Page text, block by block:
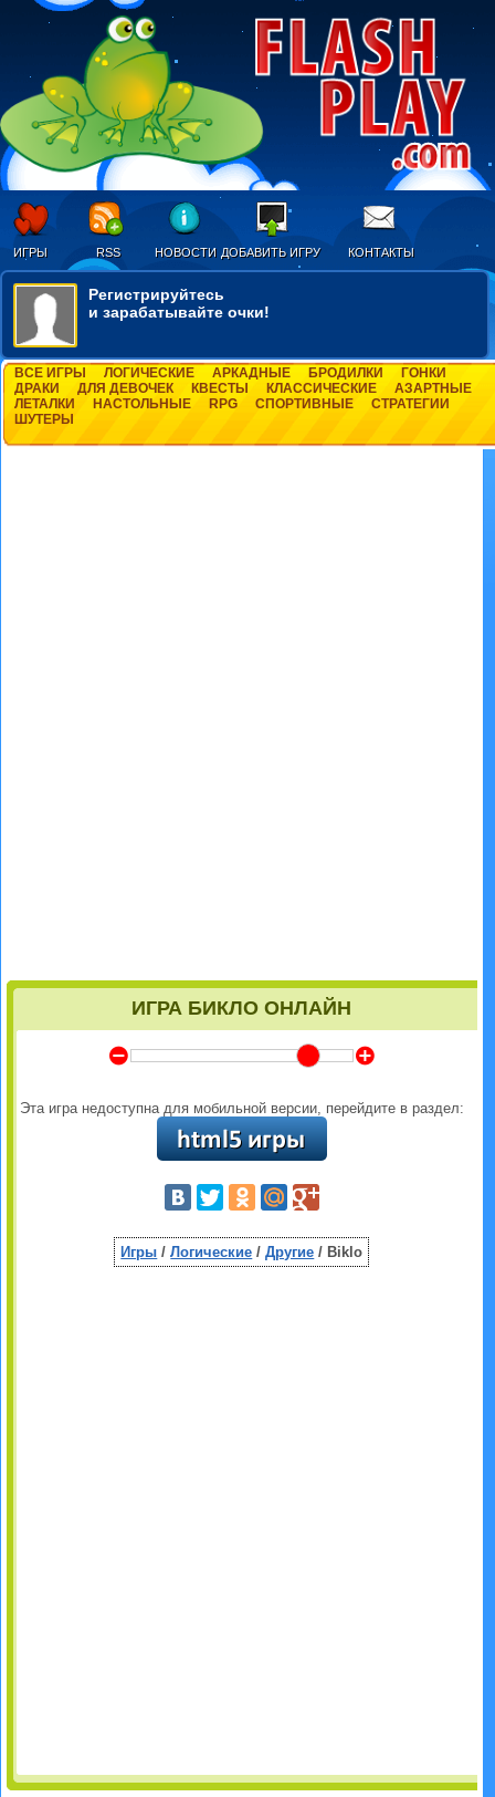
ИГРЫ RSS НОВОСТИ ДОБАВИТЬ ИГРУ КОНТАКТЫ
Регистрируйтесь
и зарабатывайте очки!
ВСЕ ИГРЫ ЛОГИЧЕСКИЕ АРКАДНЫЕ БРОДИЛКИ
ГОНКИ
ДРАКИ
ДЛЯ ДЕВОЧЕК КВЕСТЫ КЛАССИЧЕСКИЕ
АЗАРТНЫЕ
ЛЕТАЛКИ
НАСТОЛЬНЫЕ RPG СПОРТИВНЫЕ
СТРАТЕГИИ
ШУТЕРЫ
ИГРА БИКЛО ОНЛАЙН
Y Z
Эта игра недоступна для мобильной версии, перейдите в раздел:
Игры /Логические /Другие / Biklo